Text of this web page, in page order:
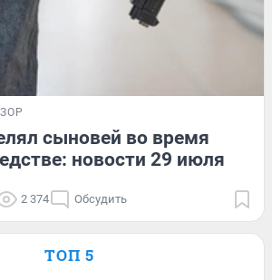
сыновей во время
новости 29 июля
2 374 Обсудить
ТОП 5